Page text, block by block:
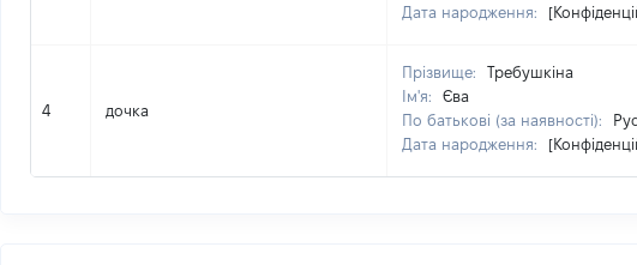
Дата народження:
4 дочка
Прізвище:
Требушкіна
Ім'я:
Єва
По батькові (за наявності):
Дата народження: